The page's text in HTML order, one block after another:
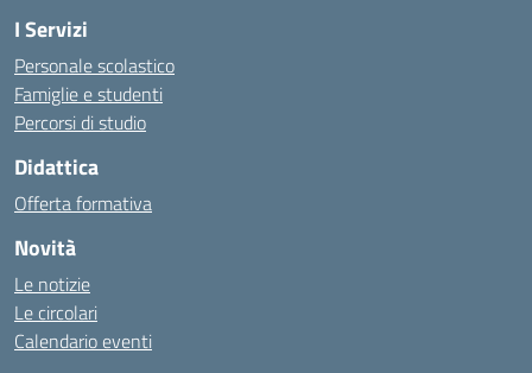
I Servizi
Personale scolastico
Famiglie e studenti
Percorsi di studio
Didattica
Offerta formativa
Novità
Le notizie
Le circolari
Calendario eventi